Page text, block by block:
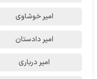
امیر خوشاوی
امیر دادستان
امیر درباری